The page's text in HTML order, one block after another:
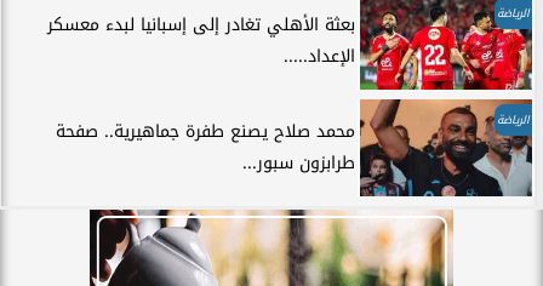
الرياضة
بعثة الأهلي تغادر إلى إسبانيا لبدء معسكر
الإعداد.....
الرياضة
محمد صلاح يصنع طفرة جماهيرية.. صفحة
طرابزون سبور...